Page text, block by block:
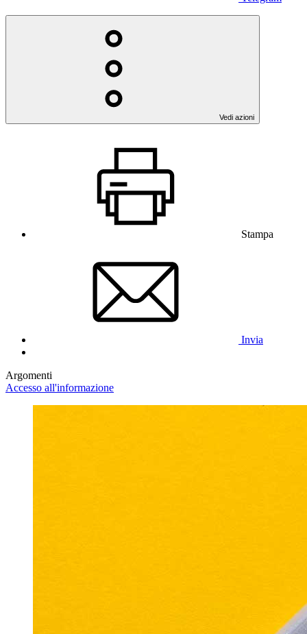
Vedi azioni
Stampa
Invia
Argomenti
Accesso all'informazione